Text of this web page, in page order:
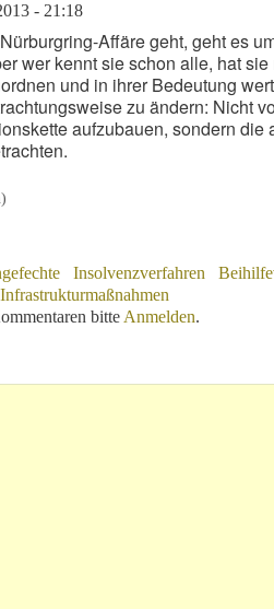
- 21:18
Affäre geht, geht es
wer kennt sie schon alle, hat
und in ihrer Bedeutung
zu ändern: Nicht
aufzubauen, sondern
Insolvenzverfahren
Infrastrukturmaßnahmen
Prof. Dr. Reitzle!“
bitte Anmelden.